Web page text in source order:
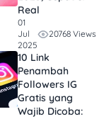
Real
01
Jul
2025
20768 Views
10 Link
Penambah
Followers IG
Gratis yang
Wajib Dicoba: